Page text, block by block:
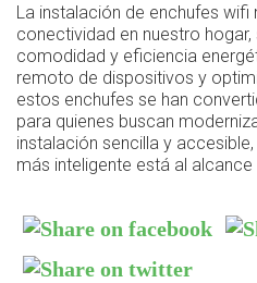
La instalación de enchufes
conectividad en nuestro
comodidad y eficiencia
remoto de dispositivos y
estos enchufes se han
para quienes buscan
instalación sencilla y
más inteligente está al alcance